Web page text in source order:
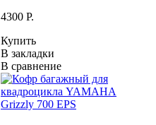
4300 P.
Купить
В закладки
В сравнение